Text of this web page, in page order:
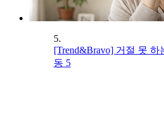
5.
[Trend&Bravo] 거절 못
동 5